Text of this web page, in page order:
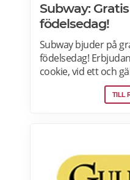
Subway:
födelsedag!
Subway bjuder på
födelsedag!
cookie, vid ett och
födelsedag vid ett
legitimation, och på
TILL